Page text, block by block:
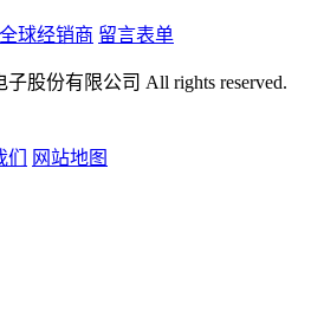
全球经销商 留言表单
股份有限公司 All rights reserved.
网站地图